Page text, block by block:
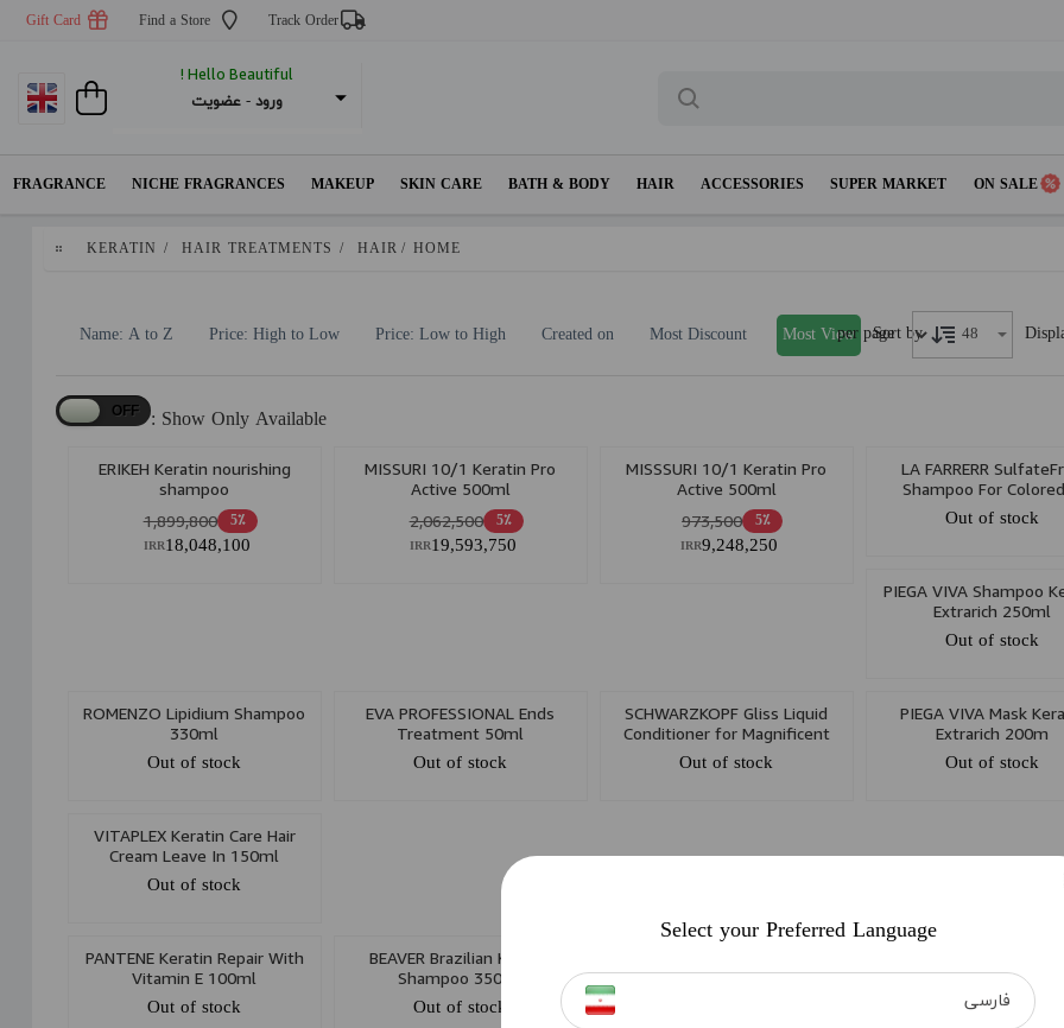
Track Order
Find a Store
Gift Card
Hello Beautiful !
ورود - عضویت
FRAGRANCE NICHE FRAGRANCES MAKEUP SKIN CARE BATH & BODY HAIR ACCESSORIES SUPER MARKET ON SALE
HOME
/
HAIR
/
HAIR TREATMENTS
/
KERATIN
Sort by
Most View
Most Discount
Created on
Price: Low to High
Price: High to Low
Name: A to Z per page
Show Only Available :
ERIKEH Keratin nourishing
shampoo
5٪ 1,899,800
18,048,100
IRR
MISSURI 10/1 Keratin Pro
Active 500ml
5٪ 2,062,500
19,593,750
IRR
MISSSURI 10/1 Keratin Pro
Active 500ml
5٪ 973,500
9,248,250
IRR
LA FARRERR
Shampoo For
KeratinTreated
Out of stock
PIEGA VIVA Shampoo
Extrarich 250ml
Out of stock
ROMENZO Lipidium Shampoo
330ml
Out of stock
EVA PROFESSIONAL Ends
Treatment 50ml
Out of stock
SCHWARZKOPF Gliss Liquid
Conditioner for Magnificent
Strength Weak Hair 200ml
Out of stock
PIEGA VIVA Mask
Extrarich 200m
Out of stock
VITAPLEX Keratin Care Hair
Cream Leave In 150ml
Out of stock
PANTENE Keratin Repair With
Vitamin E 100ml
Out of stock
BEAVER Brazilian Keratin
Shampoo 350ml
Out of stock
Select your Preferred Language
فارسی